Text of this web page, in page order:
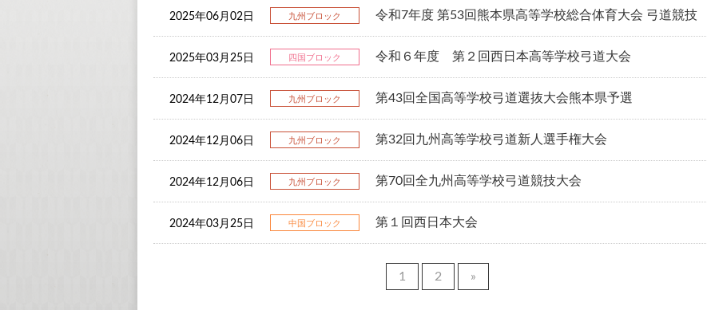
2025年06月02日 九州ブロック 令和7年度 第53回熊本県高等学校総合体育大会 弓道競技
2025年03月25日 四国ブロック 令和６年度 第２回西日本高等学校弓道大会
2024年12月07日 九州ブロック 第43回全国高等学校弓道選抜大会熊本県予選
2024年12月06日 九州ブロック 第32回九州高等学校弓道新人選手権大会
2024年12月06日 九州ブロック 第70回全九州高等学校弓道競技大会
2024年03月25日 中国ブロック 第１回西日本大会
1 2 »